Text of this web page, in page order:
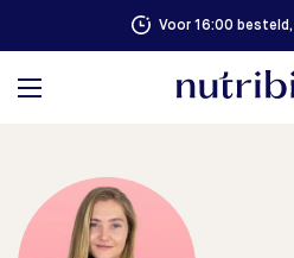
Voor 16:00 besteld,